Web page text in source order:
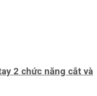
2 chức năng cắt và